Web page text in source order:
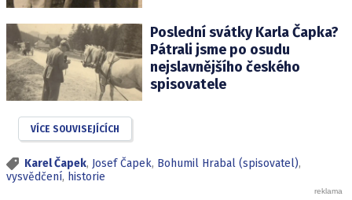
Poslední svátky Karla Čapka?
Pátrali jsme po osudu
nejslavnějšího českého
spisovatele
VÍCE SOUVISEJÍCÍCH
Karel Čapek, Josef Čapek, Bohumil Hrabal (spisovatel),
vysvědčení, historie